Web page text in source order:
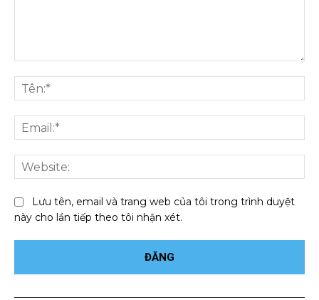
luận:
Lưu tên, email và trang web của tôi trong trình duyệt
này cho lần tiếp theo tôi nhận xét.